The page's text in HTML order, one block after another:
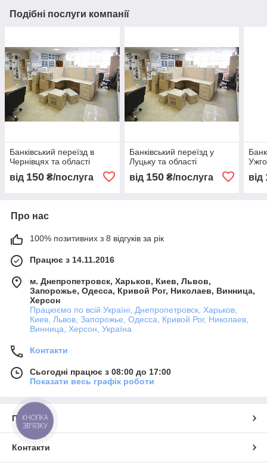
Подібні послуги компанії
Банківський переїзд в
Чернівцях та області
від 150 ₴/послуга
Банківський переїзд у
Луцьку та області
від 150₴/послуга від
Про нас
100% позитивних з 8 відгуків за рік
Працює з 14.11.2016
м. Днепропетровск, Харьков, Киев, Львов,
Запорожье, Одесса, Кривой Рог, Николаев, Винница,
Херсон
Працюємо по всій Україні, Днепропетровск, Харьков,
Киев, Львов, Запорожье, Одесса, Кривой Рог, Николаев,
Винница, Херсон, Україна
Контакти
Сьогодні працює з 08:00 до 17:00
Показати весь графік роботи
Про нас
Контакти
КНОПКА
ЗВ'ЯЗКУ